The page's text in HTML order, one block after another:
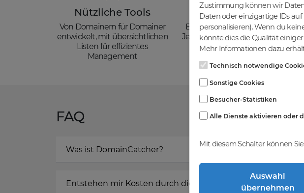
Nützliche Tools
Von Domainern für Domainer
entwickelt, mit übersichtlichen
Listen für effizientes
Management
Günstige Preise
Backorders bereits ab € 4,99.
Je nach deinem Tier-Level und
zzgl. MwSt falls anwendbar
FAQ
Was ist DomainCatcher?
Entstehen mir Kosten durch die Registrierung bei
Zustimmung können wir
Daten oder einzigartige IDs
personalisieren). Wenn du
könnte dies die Qualität
Mehr Informationen dazu
Technisch notwendige
Sonstige Cookies
Besucher-Statistiken
Alle Dienste aktivieren oder
Mit diesem Schalter können
Auswahl
übernehmen